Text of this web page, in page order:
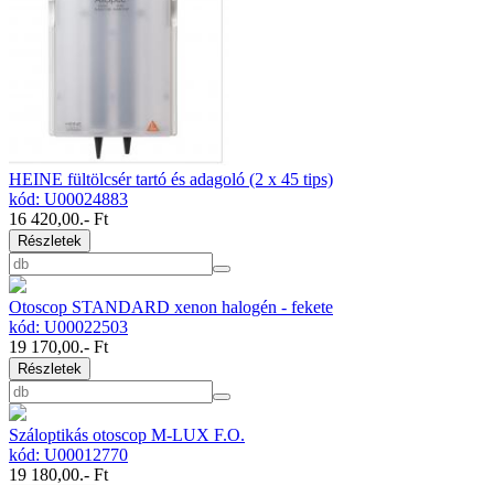
HEINE fültölcsér tartó és adagoló (2 x 45 tips)
kód: U00024883
16 420,00.- Ft
Részletek
Otoscop STANDARD xenon halogén - fekete
kód: U00022503
19 170,00.- Ft
Részletek
Száloptikás otoscop M-LUX F.O.
kód: U00012770
19 180,00.- Ft